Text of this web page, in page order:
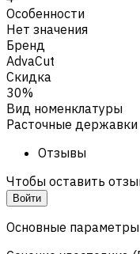
Особенности
Нет значения
Бренд
AdvaCut
Скидка
30%
Вид номенклатуры
Расточные державки
Отзывы
Чтобы оставить
Войти
Основные параметры